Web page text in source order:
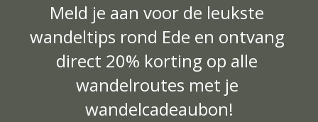
Meld je aan voor de leukste
wandeltips rond Ede en ontvang
direct 20% korting op alle
wandelroutes met je
wandelcadeaubon!